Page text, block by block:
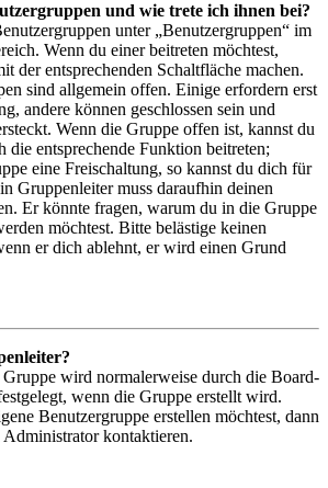
und wie trete ich ihnen bei?
unter „Benutzergruppen“ im
Wenn du einer beitreten möchtest,
der entsprechenden Schaltfläche machen.
sind allgemein offen. Einige erfordern erst
andere können geschlossen sein und
Wenn die Gruppe offen ist, kannst du
die entsprechende Funktion beitreten;
eine Freischaltung, so kannst du dich für
Gruppenleiter muss daraufhin deinen
Er könnte fragen, warum du in die Gruppe
möchtest. Bitte belästige keinen
er dich ablehnt, er wird einen Grund
wird normalerweise durch die Board-
wenn die Gruppe erstellt wird.
Benutzergruppe erstellen möchtest, dann
Administrator kontaktieren.